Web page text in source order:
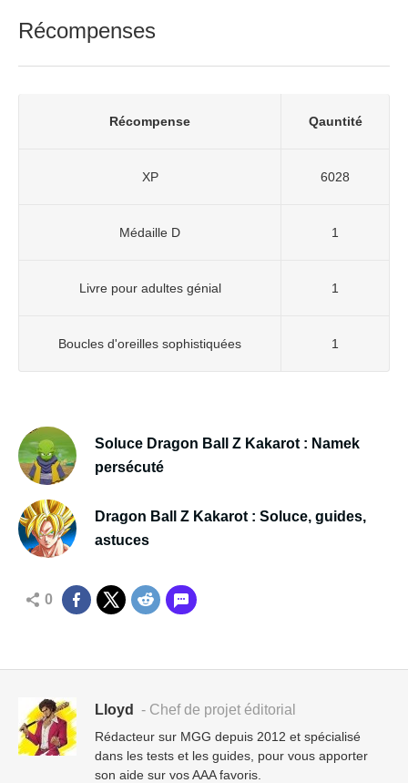
Récompenses
Récompense Qauntité
XP 6028
Médaille D 1
Livre pour adultes génial 1
Boucles d'oreilles sophistiquées 1
Soluce Dragon Ball Z Kakarot : Namek
persécuté
Dragon Ball Z Kakarot : Soluce, guides,
astuces
0
Lloyd - Chef de projet éditorial
Rédacteur sur MGG depuis 2012 et spécialisé
dans les tests et les guides, pour vous apporter
son aide sur vos AAA favoris.